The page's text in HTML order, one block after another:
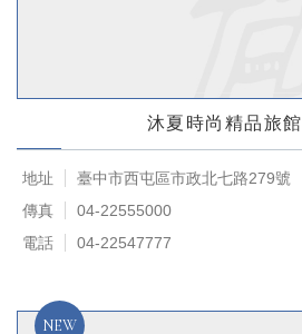
沐夏時尚精品旅館
地址
臺中市西屯區市政北七路279號
傳真
04-22555000
電話
04-22547777